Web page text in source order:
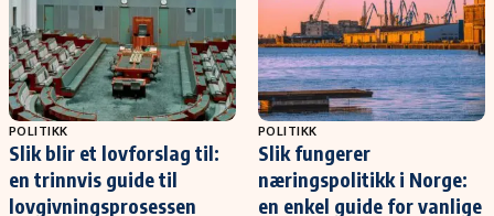
POLITIKK
Slik blir et lovforslag til:
en trinnvis guide til
lovgivningsprosessen
POLITIKK
Slik fungerer
næringspolitikk i Norge:
en enkel guide for vanlige